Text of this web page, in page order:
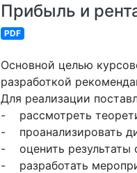
Прибыль и
PDF
Основной целью
разработкой
Для реализации
- рассмотреть
- проанализировать
- оценить результаты
- разработать